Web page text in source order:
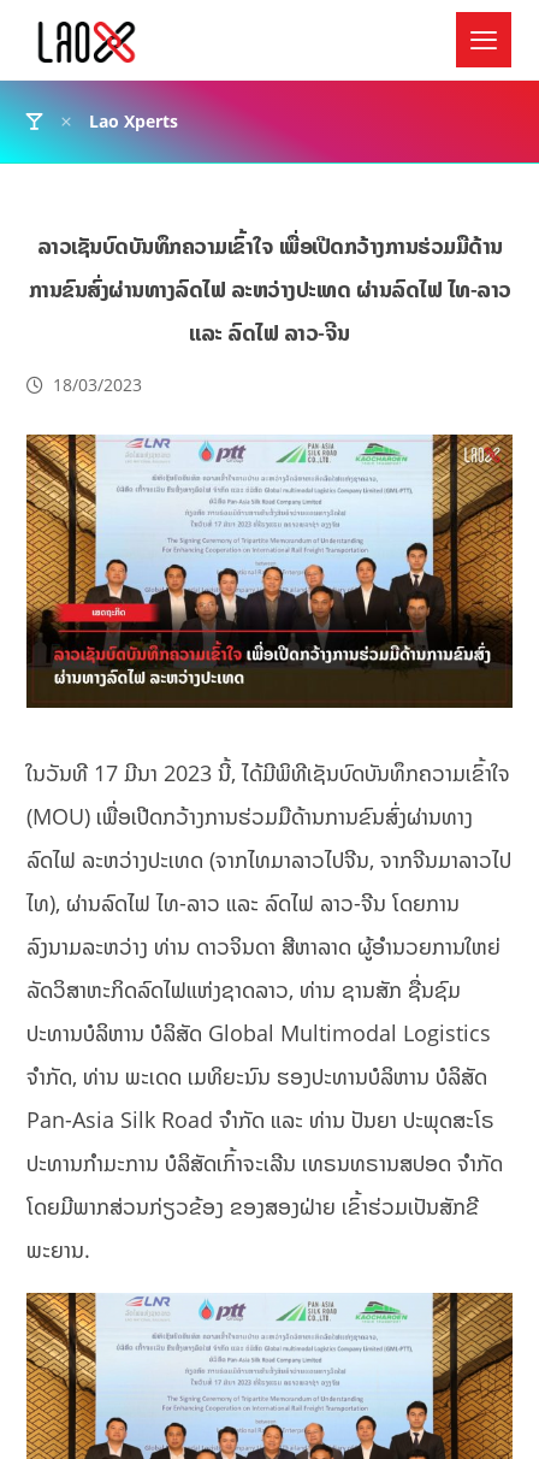
Lao Xperts
ລາວເຊັນບົດບັນທຶກຄວາມເຂົ້າໃຈ ເພື່ອເປີດກວ້າງການຮ່ວມມືດ້ານ
ການຂົນສົ່ງຜ່ານທາງລົດໄຟ ລະຫວ່າງປະເທດ ຜ່ານລົດໄຟ ໄທ-ລາວ
ແລະ ລົດໄຟ ລາວ-ຈີນ
18/03/2023
ໃນວັນທີ 17 ມີນາ 2023 ນີ້, ໄດ້ມີພິທີເຊັນບົດບັນທຶກຄວາມເຂົ້າໃຈ
(MOU) ເພື່ອເປີດກວ້າງການຮ່ວມມືດ້ານການຂົນສົ່ງຜ່ານທາງ
ລົດໄຟ ລະຫວ່າງປະເທດ (ຈາກໄທມາລາວໄປຈີນ, ຈາກຈີນມາລາວໄປ
ໄທ), ຜ່ານລົດໄຟ ໄທ-ລາວ ແລະ ລົດໄຟ ລາວ-ຈີນ ໂດຍການ
ລົງນາມລະຫວ່າງ ທ່ານ ດາວຈິນດາ ສີຫາລາດ ຜູ້ອຳນວຍການໃຫຍ່
ລັດວິສາຫະກິດລົດໄຟແຫ່ງຊາດລາວ, ທ່ານ ຊານສັກ ຊື່ນຊົມ
ປະທານບໍລິຫານ ບໍລິສັດ Global Multimodal Logistics
ຈຳກັດ, ທ່ານ ພະເດດ ເມທິຍະນົນ ຮອງປະທານບໍລິຫານ ບໍລິສັດ
Pan-Asia Silk Road ຈຳກັດ ແລະ ທ່ານ ປັນຍາ ປະພຸດສະໂຣ
ປະທານກຳມະການ ບໍລິສັດເກົ້າຈະເລີນ ເທຣນທຣານສປອດ ຈຳກັດ
ໂດຍມີພາກສ່ວນກ່ຽວຂ້ອງ ຂອງສອງຝ່າຍ ເຂົ້າຮ່ວມເປັນສັກຂີ
ພະຍານ.